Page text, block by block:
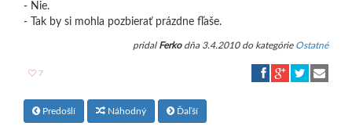
- Nie.
- Tak by si mohla pozbierať prázdne fľaše.
pridal Ferkodňa 3.4.2010 do kategórie Ostatné
7
Predošlí Náhodný Ďaľší